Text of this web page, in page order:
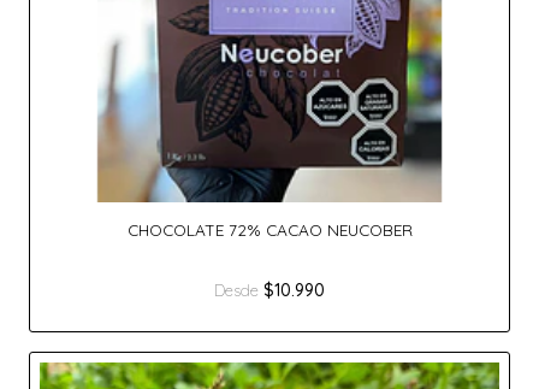
CHOCOLATE 72% CACAO NEUCOBER
Desde $10.990